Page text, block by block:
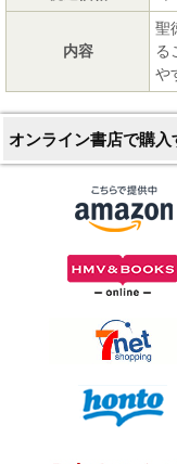
内容
聖
る
や
オンライン書店で購入